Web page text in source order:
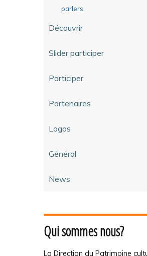
parlers
Découvrir
Slider participer
Participer
Partenaires
Logos
Général
News
Qui sommes nous?
La Direction du Patrimoine